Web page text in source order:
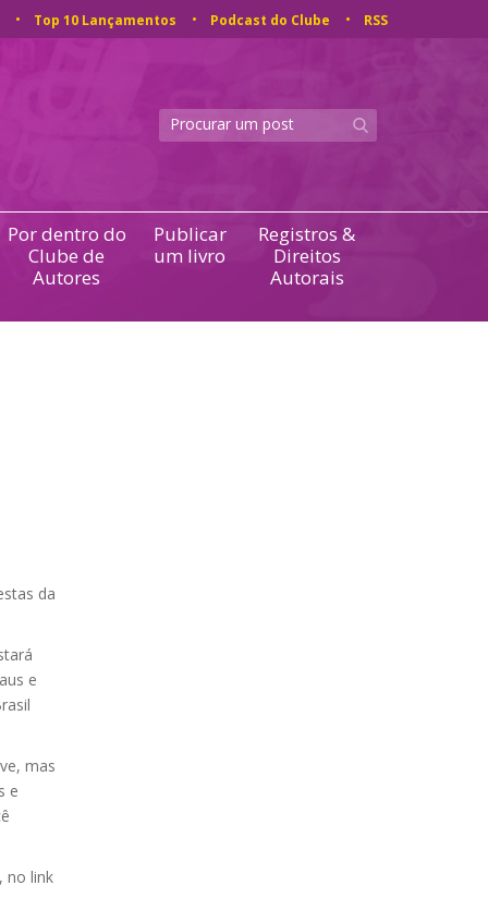
Top 10 Lançamentos Podcast do Clube RSS
Por dentro do
Clube de
Autores
Publicar
um livro
Registros &
Direitos
Autorais
da
e
mas
e
no link